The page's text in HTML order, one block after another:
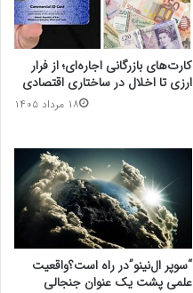
کارت‌های بازرگانی اجاره‌ای؛ از فرار
ارزی تا اخلال در ساختاری اقتصادی
۱۸ مرداد ۱۴۰۵
“سوپر ال‌نینو”در راه است؟واقعیت
علمی پشت یک عنوان جنجالی